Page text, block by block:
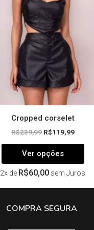
Cropped corselet
R$239,99 R$119,99
Ver opções
2x de R$60,00 sem Juros
COMPRA SEGURA